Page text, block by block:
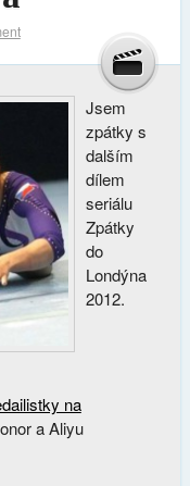
Jsem
zpátky s
dalším
dílem
seriálu
Zpátky
do
Londýna
2012.
na
a Aliyu